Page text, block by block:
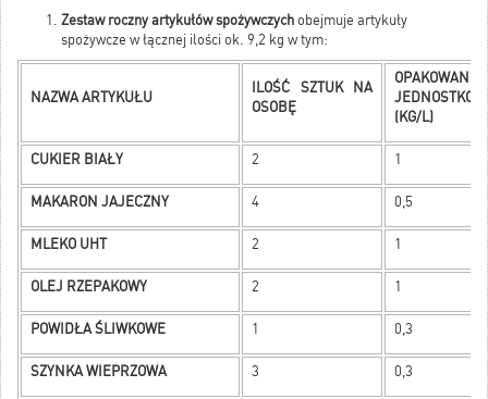
Zestaw roczny artykułów spożywczych obejmuje artykuły
spożywcze w łącznej ilości ok. 9,2 kg w tym:
NAZWA ARTYKUŁU
ILOŚĆ SZTUK NA
OSOBĘ
OPAKOWANIE
(KG/L)
CUKIER BIAŁY 2 1
MAKARON JAJECZNY 4 0,5
MLEKO UHT 2 1
OLEJ RZEPAKOWY 2 1
POWIDŁA ŚLIWKOWE 1 0,3
SZYNKA WIEPRZOWA 3 0,3